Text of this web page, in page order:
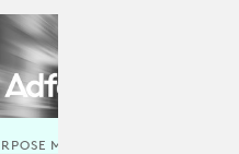
MARKETING